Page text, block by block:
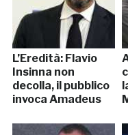
L’Eredità: Flavio
Insinna non
decolla, il pubblico
invoca Amadeus